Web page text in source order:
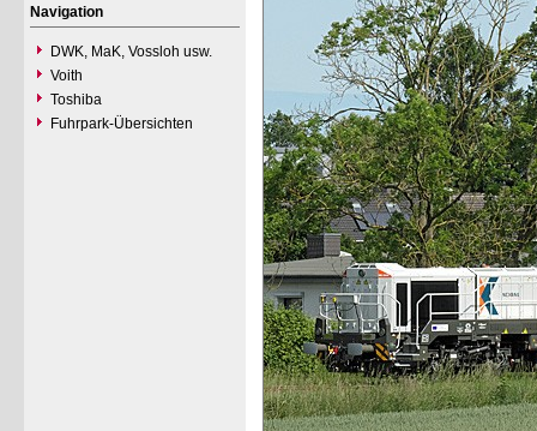
Navigation
DWK, MaK, Vossloh usw.
Voith
Toshiba
Fuhrpark-Übersichten